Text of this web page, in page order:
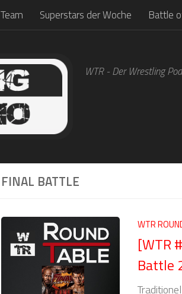
Team Superstars der Woche Battle
WTR - Der Wrestling
FINAL BATTLE
WTR
[WTR
Battle